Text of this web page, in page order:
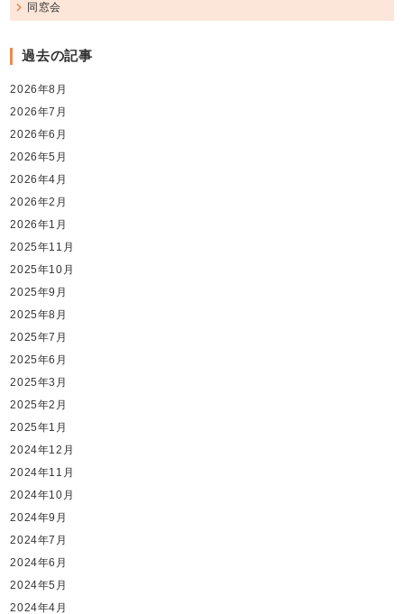
同窓会
過去の記事
2026年8月
2026年7月
2026年6月
2026年5月
2026年4月
2026年2月
2026年1月
2025年11月
2025年10月
2025年9月
2025年8月
2025年7月
2025年6月
2025年3月
2025年2月
2025年1月
2024年12月
2024年11月
2024年10月
2024年9月
2024年7月
2024年6月
2024年5月
2024年4月